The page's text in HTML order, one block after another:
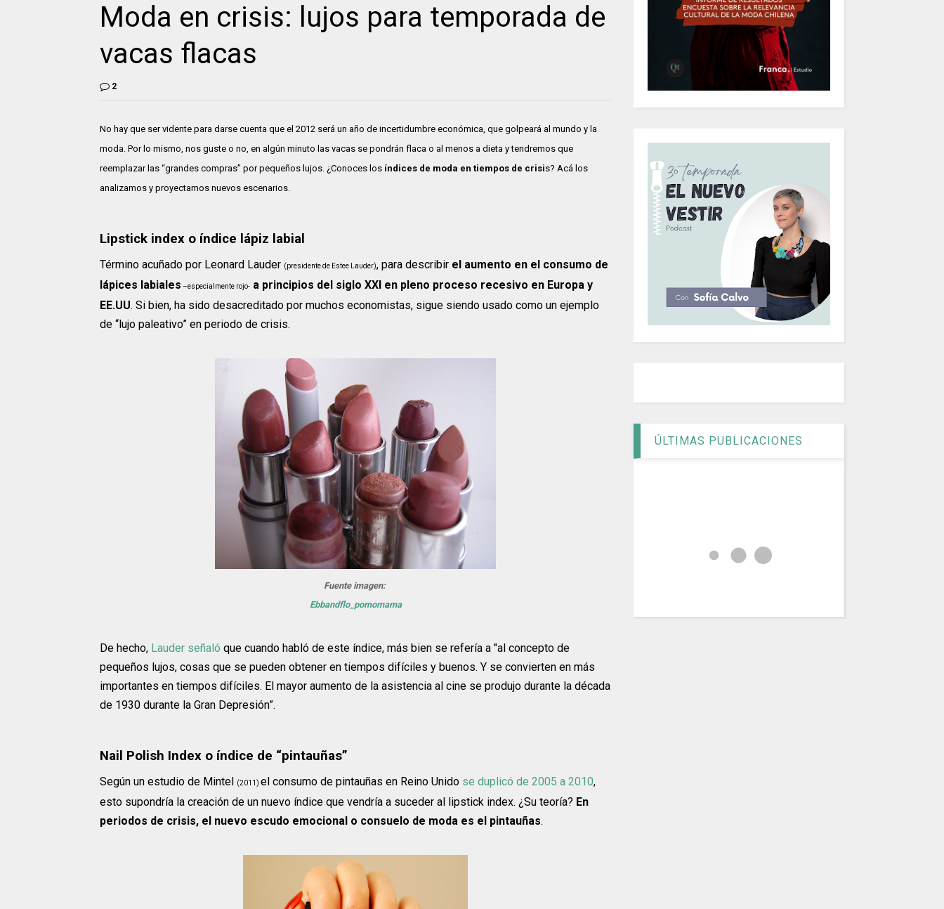
Moda en crisis: lujos para temporada de
vacas flacas
2
No hay que ser vidente para darse cuenta que el 2012 será un año de incertidumbre económica, que golpeará al mundo y la
moda. Por lo mismo, nos guste o no, en algún minuto las vacas se pondrán flaca o al menos a dieta y tendremos que
reemplazar las “grandes compras” por pequeños lujos. ¿Conoces los índices de moda en tiempos de crisis? Acá los
analizamos y proyectamos nuevos escenarios.
Lipstick index o índice lápiz labial
Término acuñado por Leonard Lauder (presidente de Estee Lauder), para describir el aumento en el consumo de
lápices labiales –especialmente rojo- a principios del siglo XXI en pleno proceso recesivo en Europa y
EE.UU. Si bien, ha sido desacreditado por muchos economistas, sigue siendo usado como un ejemplo
de “lujo paleativo” en periodo de crisis.
Fuente imagen:
Ebbandflo_pomomama
De hecho, Lauder señaló que cuando habló de este índice, más bien se refería a "al concepto de
pequeños lujos, cosas que se pueden obtener en tiempos difíciles y buenos. Y se convierten en más
importantes en tiempos difíciles. El mayor aumento de la asistencia al cine se produjo durante la década
de 1930 durante la Gran Depresión”.
Nail Polish Index o índice de “pintauñas”
Según un estudio de Mintel (2011) el consumo de pintauñas en Reino Unido se duplicó de 2005 a 2010,
esto supondría la creación de un nuevo índice que vendría a suceder al lipstick index. ¿Su teoría? En
periodos de crisis, el nuevo escudo emocional o consuelo de moda es el pintauñas.
ÚLTIMAS PUBLICACIONES